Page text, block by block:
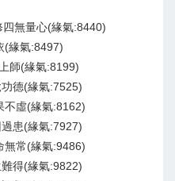
無量心(緣氣:8440)
(緣氣:8497)
師(緣氣:8199)
德(緣氣:7525)
不虛(緣氣:8162)
患(緣氣:7927)
無常(緣氣:9486)
得(緣氣:9822)